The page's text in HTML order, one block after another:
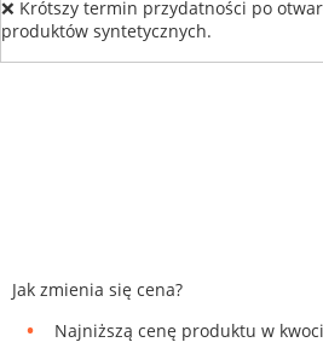
❌ Krótszy termin przydatności po
produktów syntetycznych.
Jak zmienia się cena?
Najniższą cenę produktu w